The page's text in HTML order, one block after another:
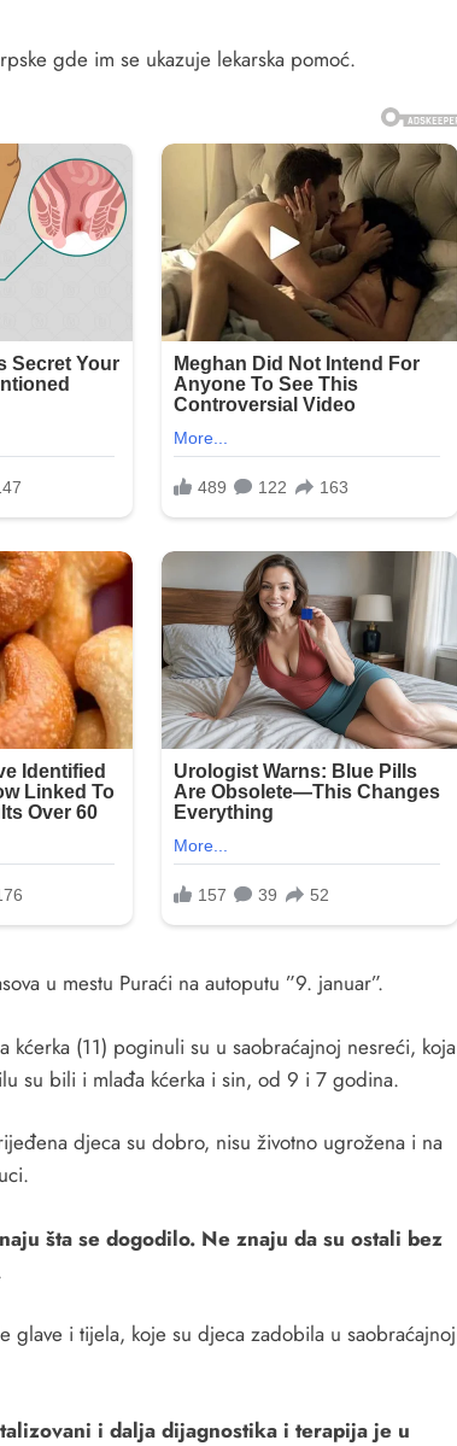
gde im se ukazuje lekarska pomoć.
u mestu Puraći na autoputu ”9. januar”.
(11) poginuli su u saobraćajnoj nesreći, koja
su bili i mlađa kćerka i sin, od 9 i 7 godina.
djeca su dobro, nisu životno ugrožena i na
šta se dogodilo. Ne znaju da su ostali bez
i tijela, koje su djeca zadobila u saobraćajnoj
i dalja dijagnostika i terapija je u